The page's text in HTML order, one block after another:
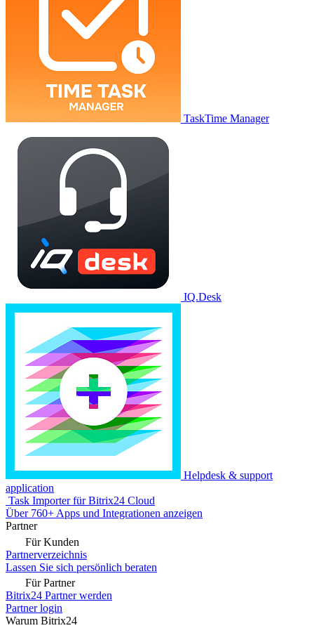
TaskTime Manager
IQ.Desk
Helpdesk & support
application
Task Importer für Bitrix24 Cloud
Über 760+ Apps und Integrationen anzeigen
Partner
Für Kunden
Partnerverzeichnis
Lassen Sie sich persönlich beraten
Für Partner
Bitrix24 Partner werden
Partner login
Warum Bitrix24